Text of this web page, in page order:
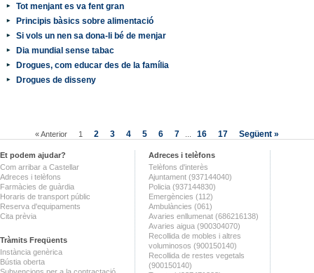
Tot menjant es va fent gran
Principis bàsics sobre alimentació
Si vols un nen sa dona-li bé de menjar
Dia mundial sense tabac
Drogues, com educar des de la família
Drogues de disseny
« Anterior 1 2 3 4 5 6 7 16 17 Següent »
Et podem ajudar?
Com arribar a Castellar
Adreces i telèfons
Farmàcies de guàrdia
Horaris de transport públic
Reserva d'equipaments
Cita prèvia
Tràmits Freqüents
Instància genèrica
Bústia oberta
Adreces i telèfons
Telèfons d'interès
Ajuntament (937144040)
Policia (937144830)
Emergències (112)
Ambulàncies (061)
Avaries enllumenat (686216138)
Avaries aigua (900304070)
Recollida de mobles i altres
voluminosos (900150140)
Recollida de restes vegetals
(900150140)